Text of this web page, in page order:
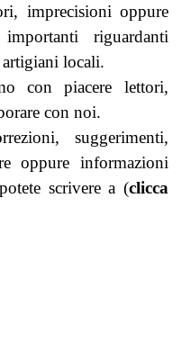
imprecisioni oppure
riguardanti
locali.
con piacere lettori,
con noi.
suggerimenti,
oppure informazioni
scrivere a (clicca